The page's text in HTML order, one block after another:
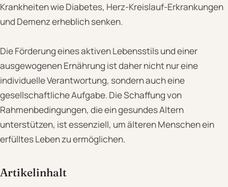
Krankheiten wie Diabetes, Herz-Kreislauf-Erkrankungen
und Demenz erheblich senken.
Die Förderung eines aktiven Lebensstils und einer
ausgewogenen Ernährung ist daher nicht nur eine
individuelle Verantwortung, sondern auch eine
gesellschaftliche Aufgabe. Die Schaffung von
Rahmenbedingungen, die ein gesundes Altern
unterstützen, ist essenziell, um älteren Menschen ein
erfülltes Leben zu ermöglichen.
Artikelinhalt